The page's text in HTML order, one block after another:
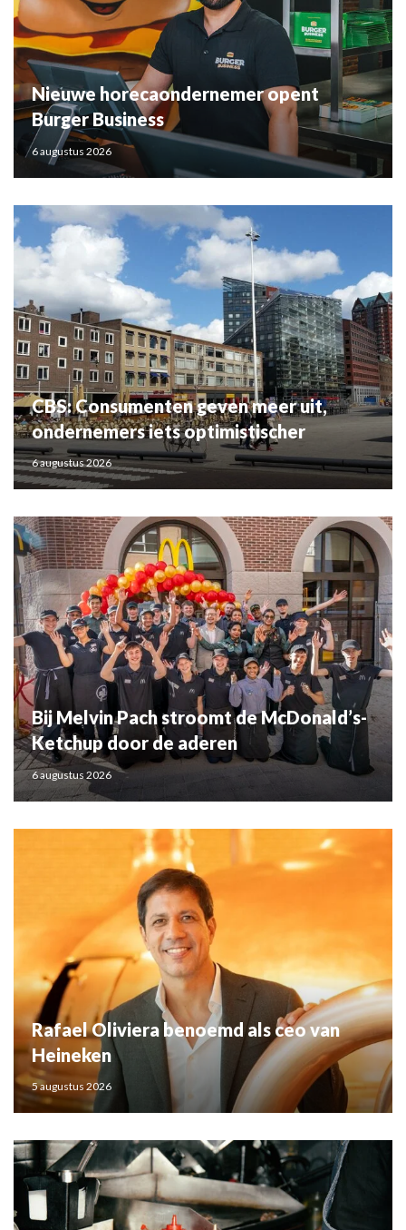
Nieuwe horecaondernemer opent
Burger Business
6 augustus 2026
CBS: Consumenten geven meer uit,
ondernemers iets optimistischer
6 augustus 2026
Bij Melvin Pach stroomt de McDonald’s-
Ketchup door de aderen
6 augustus 2026
Rafael Oliviera benoemd als ceo van
Heineken
5 augustus 2026